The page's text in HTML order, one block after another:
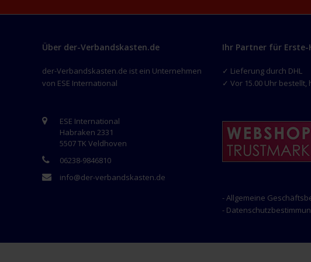
Über der-Verbandskasten.de
der-Verbandskasten.de ist ein Unternehmen
von ESE International
ESE International
Habraken 2331
5507 TK Veldhoven
06238-9846810
info@der-verbandskasten.de
Ihr Partner für
✓ Lieferung durch DHL
✓ Vor 15.00 Uhr
- Allgemeine
-